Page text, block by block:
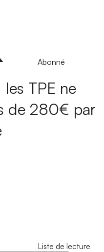
Abonné
les TPE ne
de 280€ par
Liste de lecture